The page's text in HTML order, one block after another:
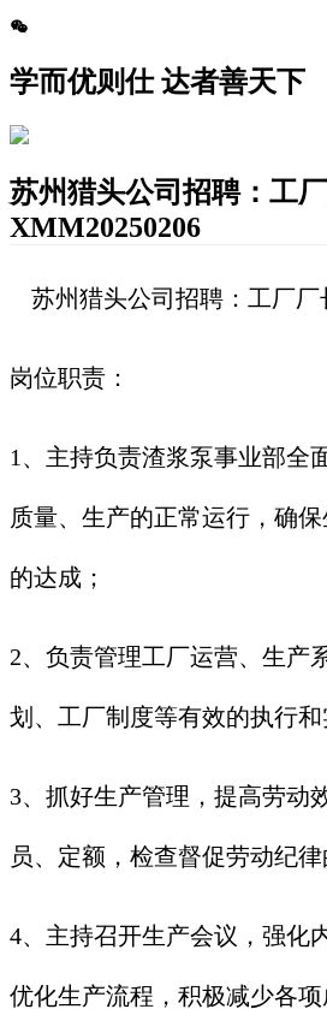
学而优则仕 达者善天下
苏州猎头公司招聘：工
XMM20250206
苏州猎头公司招聘：工厂厂
岗位职责：
1、主持负责渣浆泵事业部全
质量、生产的正常运行，确
的达成；
2、负责管理工厂运营、生产
划、工厂制度等有效的执行和
3、抓好生产管理，提高劳动
员、定额，检查督促劳动纪律
4、主持召开生产会议，强化
优化生产流程，积极减少各